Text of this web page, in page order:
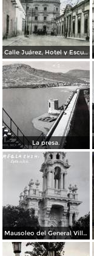
Calle Juárez, Hotel y Escuela Oficial No. 136
La presa.
Mausoleo del General Villa en el panteon de La Regla ( Circulada el 11 de Junio de 1921 ).